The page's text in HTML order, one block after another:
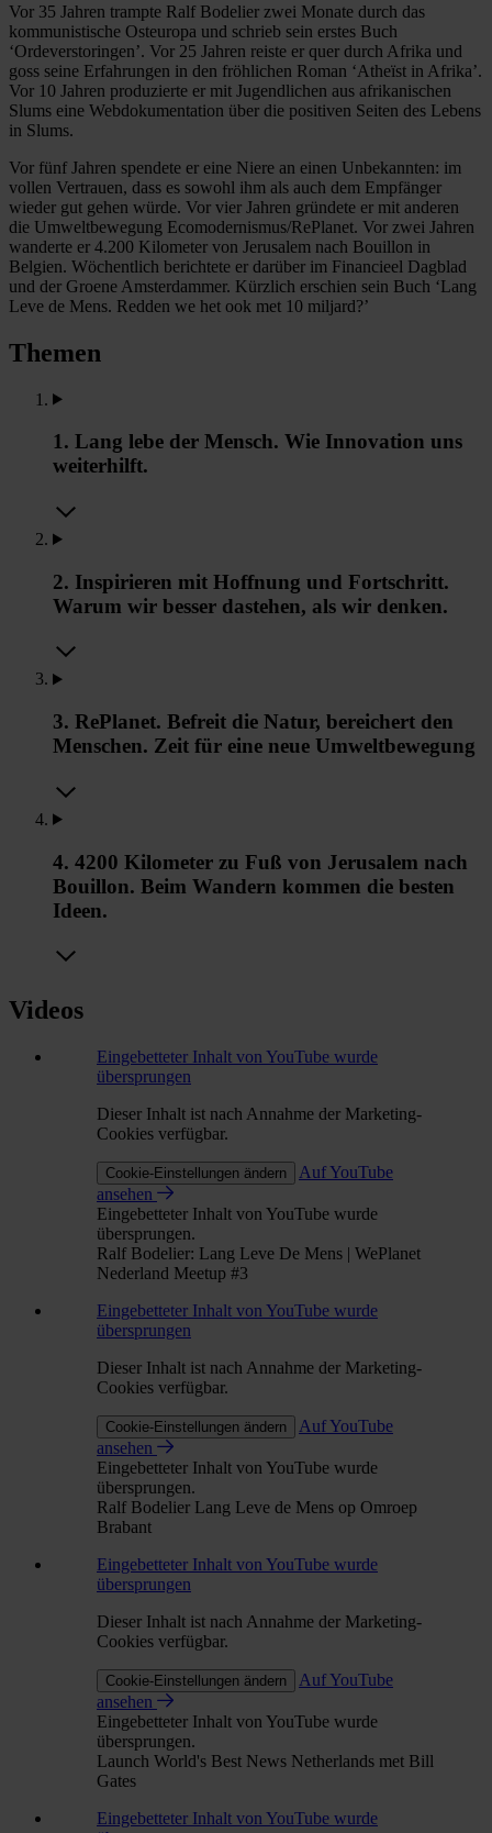
Vor 35 Jahren trampte Ralf Bodelier zwei Monate durch das
kommunistische Osteuropa und schrieb sein erstes Buch
‘Ordeverstoringen’. Vor 25 Jahren reiste er quer durch Afrika und
goss seine Erfahrungen in den fröhlichen Roman ‘Atheïst in Afrika’.
Vor 10 Jahren produzierte er mit Jugendlichen aus afrikanischen
Slums eine Webdokumentation über die positiven Seiten des Lebens
in Slums.
Vor fünf Jahren spendete er eine Niere an einen Unbekannten: im
vollen Vertrauen, dass es sowohl ihm als auch dem Empfänger
wieder gut gehen würde. Vor vier Jahren gründete er mit anderen
die Umweltbewegung Ecomodernismus/RePlanet. Vor zwei Jahren
wanderte er 4.200 Kilometer von Jerusalem nach Bouillon in
Belgien. Wöchentlich berichtete er darüber im Financieel Dagblad
und der Groene Amsterdammer. Kürzlich erschien sein Buch ‘Lang
Leve de Mens. Redden we het ook met 10 miljard?’
Themen
1. Lang lebe der Mensch. Wie Innovation uns
weiterhilft.
2. Inspirieren mit Hoffnung und Fortschritt.
Warum wir besser dastehen, als wir denken.
3. RePlanet. Befreit die Natur, bereichert den
Menschen. Zeit für eine neue Umweltbewegung
4. 4200 Kilometer zu Fuß von Jerusalem nach
Bouillon. Beim Wandern kommen die besten
Ideen.
Videos
Eingebetteter Inhalt von YouTube wurde
übersprungen
Dieser Inhalt ist nach Annahme der Marketing-
Cookies verfügbar.
Cookie-Einstellungen ändern
Auf YouTube
ansehen
Eingebetteter Inhalt von YouTube wurde
übersprungen.
Ralf Bodelier: Lang Leve De Mens | WePlanet
Nederland Meetup #3
Eingebetteter Inhalt von YouTube wurde
übersprungen
Dieser Inhalt ist nach Annahme der Marketing-
Cookies verfügbar.
Cookie-Einstellungen ändern
Auf YouTube
ansehen
Eingebetteter Inhalt von YouTube wurde
übersprungen.
Ralf Bodelier Lang Leve de Mens op Omroep
Brabant
Eingebetteter Inhalt von YouTube wurde
übersprungen
Dieser Inhalt ist nach Annahme der Marketing-
Cookies verfügbar.
Cookie-Einstellungen ändern
Auf YouTube
ansehen
Eingebetteter Inhalt von YouTube wurde
übersprungen.
Launch World's Best News Netherlands met Bill
Gates
Eingebetteter Inhalt von YouTube wurde